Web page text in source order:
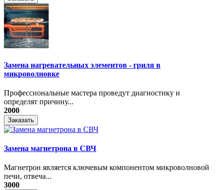
Замена нагревательных элементов - гриля в
микроволновке
Профессиональные мастера проведут диагностику и
определят причину...
2000
Заказать
Замена магнетрона в СВЧ
Магнетрон является ключевым компонентом микроволновой
печи, отвеча...
3000